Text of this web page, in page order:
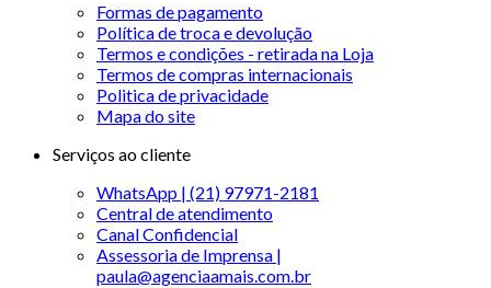
Formas de pagamento
Política de troca e devolução
Termos e condições - retirada na Loja
Termos de compras internacionais
Politica de privacidade
Mapa do site
Serviços ao cliente
WhatsApp | (21) 97971-2181
Central de atendimento
Canal Confidencial
Assessoria de Imprensa |
paula@agenciaamais.com.br